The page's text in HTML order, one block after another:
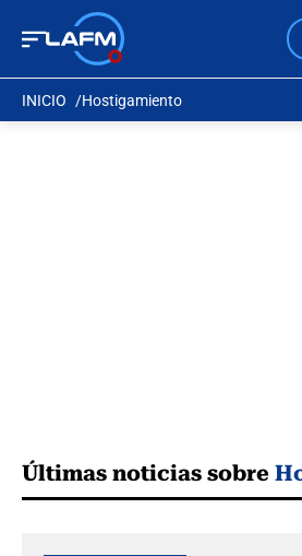
INICIO Hostigamiento
Últimas noticias sobre